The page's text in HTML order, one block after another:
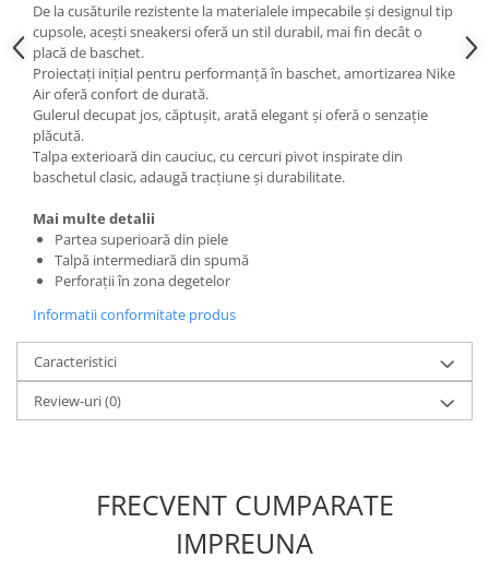
De la cusăturile rezistente la materialele impecabile și designul tip
cupsole, acești sneakersi oferă un stil durabil, mai fin decât o
placă de baschet.
Proiectați inițial pentru performanță în baschet, amortizarea Nike
Air oferă confort de durată.
Gulerul decupat jos, căptușit, arată elegant și oferă o senzație
plăcută.
Talpa exterioară din cauciuc, cu cercuri pivot inspirate din
baschetul clasic, adaugă tracțiune și durabilitate.
Mai multe detalii
Partea superioară din piele
Talpă intermediară din spumă
Perforații în zona degetelor
Informatii conformitate produs
Caracteristici
Review-uri(0)
FRECVENT CUMPARATE
IMPREUNA